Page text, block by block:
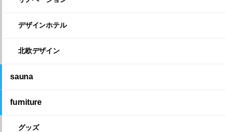
デザインホテル
北欧デザイン
sauna
furniture
グッズ